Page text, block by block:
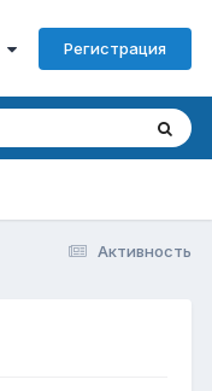
Регистрация
Активность